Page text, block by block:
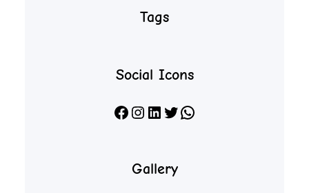
Tags
Social Icons
Facebook Instagram LinkedIn X WhatsApp
Gallery